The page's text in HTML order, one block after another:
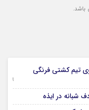
ای به اردوی تیم کشتی فرنگی
09 جولای 2026